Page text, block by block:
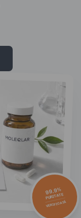
99.9%
PURITATE
VERIFICATĂ